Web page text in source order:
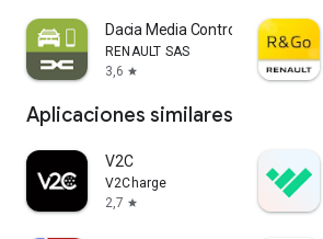
Dacia Media Control
RENAULT SAS
3,6 star
Aplicaciones similares
V2C
V2Charge
2,7 star